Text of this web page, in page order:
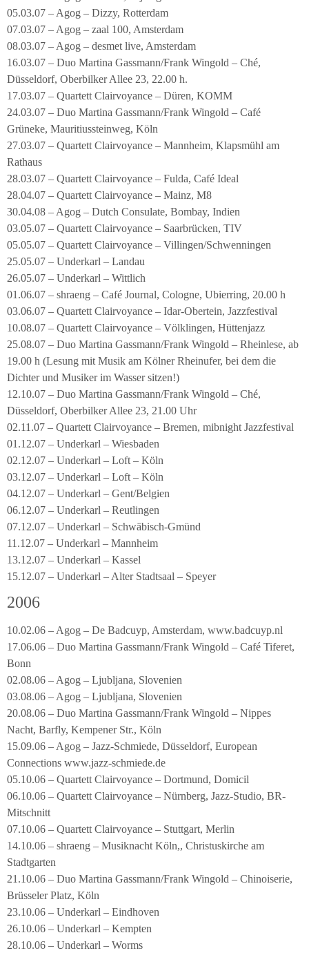
05.03.07 – Agog – Dizzy, Rotterdam
07.03.07 – Agog – zaal 100, Amsterdam
08.03.07 – Agog – desmet live, Amsterdam
16.03.07 – Duo Martina Gassmann/Frank Wingold – Ché,
Düsseldorf, Oberbilker Allee 23, 22.00 h.
17.03.07 – Quartett Clairvoyance – Düren, KOMM
24.03.07 – Duo Martina Gassmann/Frank Wingold – Café
Grüneke, Mauritiussteinweg, Köln
27.03.07 – Quartett Clairvoyance – Mannheim, Klapsmühl am
Rathaus
28.03.07 – Quartett Clairvoyance – Fulda, Café Ideal
28.04.07 – Quartett Clairvoyance – Mainz, M8
30.04.08 – Agog – Dutch Consulate, Bombay, Indien
03.05.07 – Quartett Clairvoyance – Saarbrücken, TIV
05.05.07 – Quartett Clairvoyance – Villingen/Schwenningen
25.05.07 – Underkarl – Landau
26.05.07 – Underkarl – Wittlich
01.06.07 – shraeng – Café Journal, Cologne, Ubierring, 20.00 h
03.06.07 – Quartett Clairvoyance – Idar-Obertein, Jazzfestival
10.08.07 – Quartett Clairvoyance – Völklingen, Hüttenjazz
25.08.07 – Duo Martina Gassmann/Frank Wingold – Rheinlese, ab
19.00 h (Lesung mit Musik am Kölner Rheinufer, bei dem die
Dichter und Musiker im Wasser sitzen!)
12.10.07 – Duo Martina Gassmann/Frank Wingold – Ché,
Düsseldorf, Oberbilker Allee 23, 21.00 Uhr
02.11.07 – Quartett Clairvoyance – Bremen, mibnight Jazzfestival
01.12.07 – Underkarl – Wiesbaden
02.12.07 – Underkarl – Loft – Köln
03.12.07 – Underkarl – Loft – Köln
04.12.07 – Underkarl – Gent/Belgien
06.12.07 – Underkarl – Reutlingen
07.12.07 – Underkarl – Schwäbisch-Gmünd
11.12.07 – Underkarl – Mannheim
13.12.07 – Underkarl – Kassel
15.12.07 – Underkarl – Alter Stadtsaal – Speyer
2006
10.02.06 – Agog – De Badcuyp, Amsterdam, www.badcuyp.nl
17.06.06 – Duo Martina Gassmann/Frank Wingold – Café Tiferet,
Bonn
02.08.06 – Agog – Ljubljana, Slovenien
03.08.06 – Agog – Ljubljana, Slovenien
20.08.06 – Duo Martina Gassmann/Frank Wingold – Nippes
Nacht, Barfly, Kempener Str., Köln
15.09.06 – Agog – Jazz-Schmiede, Düsseldorf, European
Connections www.jazz-schmiede.de
05.10.06 – Quartett Clairvoyance – Dortmund, Domicil
06.10.06 – Quartett Clairvoyance – Nürnberg, Jazz-Studio, BR-
Mitschnitt
07.10.06 – Quartett Clairvoyance – Stuttgart, Merlin
14.10.06 – shraeng – Musiknacht Köln,, Christuskirche am
Stadtgarten
21.10.06 – Duo Martina Gassmann/Frank Wingold – Chinoiserie,
Brüsseler Platz, Köln
23.10.06 – Underkarl – Eindhoven
26.10.06 – Underkarl – Kempten
28.10.06 – Underkarl – Worms